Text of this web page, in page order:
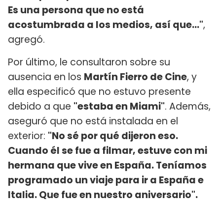
Es una persona que no está
acostumbrada a los medios, así que...",
agregó.
Por último, le consultaron sobre su
ausencia en los Martín Fierro de Cine, y
ella especificó que no estuvo presente
debido a que "estaba en Miami". Además,
aseguró que no está instalada en el
exterior: "No sé por qué dijeron eso.
Cuando él se fue a filmar, estuve con mi
hermana que vive en España. Teníamos
programado un viaje para ir a España e
Italia. Que fue en nuestro aniversario".